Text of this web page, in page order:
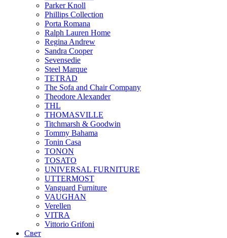
Parker Knoll
Phillips Collection
Porta Romana
Ralph Lauren Home
Regina Andrew
Sandra Cooper
Sevensedie
Steel Marque
TETRAD
The Sofa and Chair Company
Theodore Alexander
THL
THOMASVILLE
Titchmarsh & Goodwin
Tommy Bahama
Tonin Casa
TONON
TOSATO
UNIVERSAL FURNITURE
UTTERMOST
Vanguard Furniture
VAUGHAN
Verellen
VITRA
Vittorio Grifoni
Свет